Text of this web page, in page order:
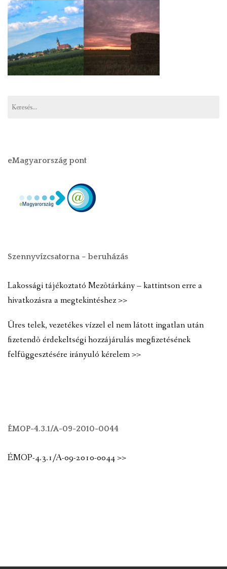
eMagyarország pont
Szennyvízcsatorna – beruházás
Lakossági tájékoztató Mezõtárkány – kattintson erre a
hivatkozásra a megtekintéshez >>
Üres telek, vezetékes vízzel el nem látott ingatlan után
fizetendõ érdekeltségi hozzájárulás megfizetésének
felfüggesztésére irányuló kérelem >>
ÉMOP-4.3.1/A-09-2010-0044
ÉMOP-4.3.1/A-09-2010-0044 >>